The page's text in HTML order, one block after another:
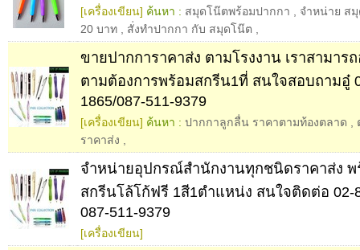
[เครื่องเขียน] ค้นหา : สมุดโน๊ตพร้อมปากกา
จำหน่าย ส
20 บาท
สั่งทำปากกา กับ สมุดโน๊ต
ขายปากการาคาส่ง ตามโรงงาน เราสามาร
ตามต้องการพร้อมสกรีน1ที่ สนใจสอบถามอู๋
1865/087-511-9379
[เครื่องเขียน] ค้นหา : ปากกาลูกลื่น ราคาตามท้องตลาด
ราคาส่ง
จำหน่ายอุปกรณ์สำนักงานทุกชนิดราคาส่ง พ
สกรีนโล้โก้ฟรี 1สี1ตำแหน่ง สนใจติดต่อ 02-
087-511-9379
[เครื่องเขียน]